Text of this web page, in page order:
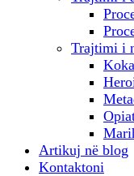
Trajtimi i
Artikuj në blog
Kontaktoni